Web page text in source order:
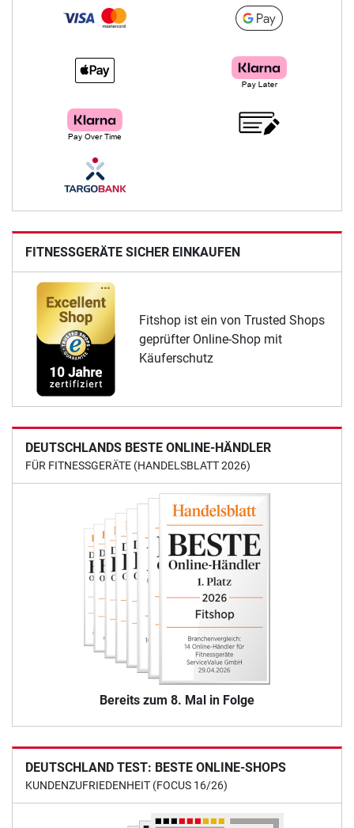
FITNESSGERÄTE SICHER EINKAUFEN
Fitshop ist ein von Trusted Shops
geprüfter Online-Shop mit
Käuferschutz
DEUTSCHLANDS BESTE ONLINE-HÄNDLER
FÜR FITNESSGERÄTE (HANDELSBLATT 2026)
Bereits zum 8. Mal in Folge
DEUTSCHLAND TEST: BESTE ONLINE-SHOPS
KUNDENZUFRIEDENHEIT (FOCUS 16/26)